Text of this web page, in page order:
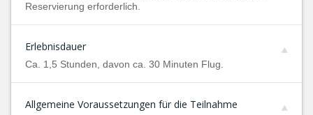
Reservierung erforderlich.
Erlebnisdauer
Ca. 1,5 Stunden, davon ca. 30 Minuten Flug.
Allgemeine Voraussetzungen für die Teilnahme